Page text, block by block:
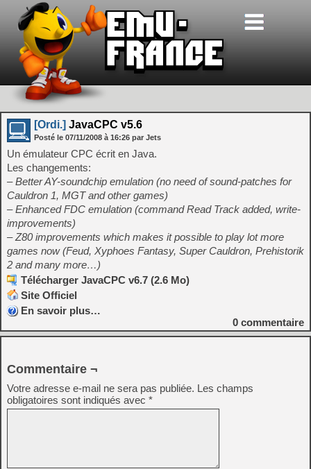
[Ordi.] JavaCPC v5.6
Posté le 07/11/2008 à 16:26 par Jets
Un émulateur CPC écrit en Java.
Les changements:
– Better AY-soundchip emulation (no need of sound-patches for
Cauldron 1, MGT and other games)
– Enhanced FDC emulation (command Read Track added, write-
improvements)
– Z80 improvements which makes it possible to play lot more
games now (Feud, Xyphoes Fantasy, Super Cauldron, Prehistorik
2 and many more…)
Télécharger JavaCPC v6.7 (2.6 Mo)
Site Officiel
En savoir plus…
0 commentaire
Commentaire ¬
Votre adresse e-mail ne sera pas publiée. Les champs
obligatoires sont indiqués avec *